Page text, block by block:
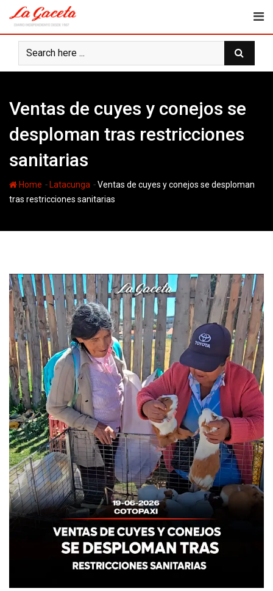
content
Ventas de cuyes y conejos se
desploman tras restricciones
sanitarias
Home - Latacunga -Ventas de cuyes y conejos se desploman
tras restricciones sanitarias